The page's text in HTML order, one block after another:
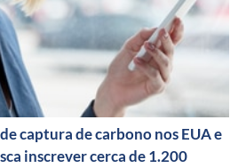
captura de carbono nos EUA e
inscrever cerca de 1.200